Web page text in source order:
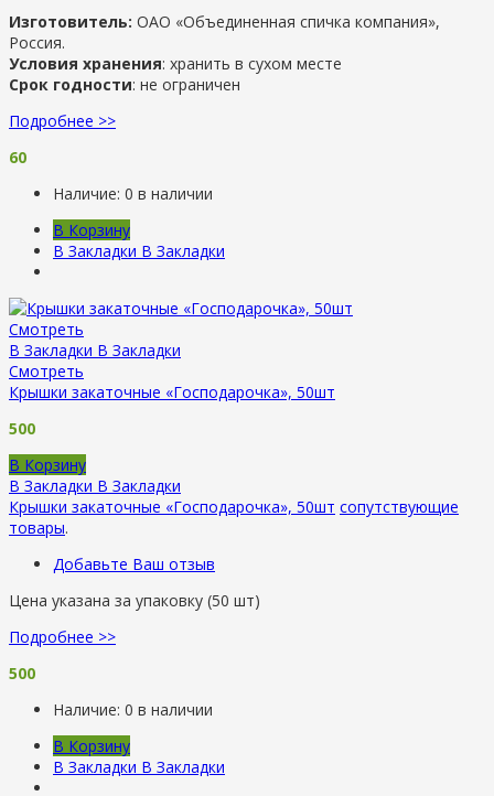
Изготовитель: ОАО «Объединенная спичка компания»,
Россия.
Условия хранения: хранить в сухом месте
Срок годности: не ограничен
Подробнее >>
60
Наличие: 0 в наличии
В Корзину
В Закладки В Закладки
Смотреть
В Закладки В Закладки
Смотреть
Крышки закаточные «Господарочка», 50шт
500
В Корзину
В Закладки В Закладки
Крышки закаточные «Господарочка», 50шт сопутствующие
товары.
Добавьте Ваш отзыв
Цена указана за упаковку (50 шт)
Подробнее >>
500
Наличие: 0 в наличии
В Корзину
В Закладки В Закладки